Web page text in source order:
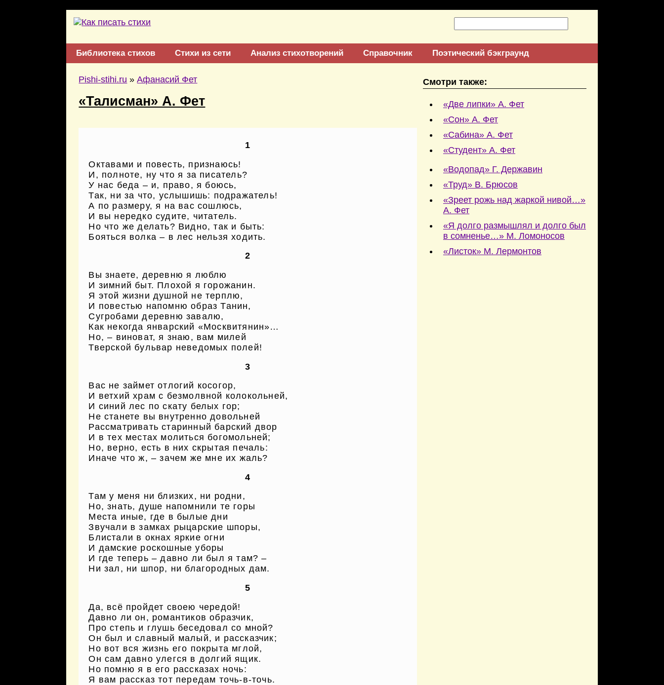
Библиотека стихов Стихи из сети Анализ стихотворений Справочник Поэтический бэкграунд
Pishi-stihi.ru »Афанасий Фет
«Талисман» А. Фет
1
Октавами и повесть, признаюсь!
И, полноте, ну что я за писатель?
У нас беда – и, право, я боюсь,
Так, ни за что, услышишь: подражатель!
А по размеру, я на вас сошлюсь,
И вы нередко судите, читатель.
Но что же делать? Видно, так и быть:
Бояться волка – в лес нельзя ходить.
2
Вы знаете, деревню я люблю
И зимний быт. Плохой я горожанин.
Я этой жизни душной не терплю,
И повестью напомню образ Танин,
Сугробами деревню завалю,
Как некогда январский «Москвитянин»…
Но, – виноват, я знаю, вам милей
Тверской бульвар неведомых полей!
3
Вас не займет отлогий косогор,
И ветхий храм с безмолвной колокольней,
И синий лес по скату белых гор;
Не станете вы внутренно довольней
Рассматривать старинный барский двор
И в тех местах молиться богомольней;
Но, верно, есть в них скрытая печаль:
Иначе что ж, – зачем же мне их жаль?
4
Там у меня ни близких, ни родни,
Но, знать, душе напомнили те горы
Места иные, где в былые дни
Звучали в замках рыцарские шпоры,
Блистали в окнах яркие огни
И дамские роскошные уборы
И где теперь – давно ли был я там? –
Ни зал, ни шпор, ни благородных дам.
5
Да, всё пройдет своею чередой!
Давно ли он, романтиков образчик,
Про степь и глушь беседовал со мной?
Он был и славный малый, и рассказчик;
Но вот вся жизнь его покрыта мглой,
Он сам давно улегся в долгий ящик.
Но помню я в его рассказах ночь:
Я вам рассказ тот передам точь-в-точь.
Смотри также:
«Две липки» А. Фет
«Сон» А. Фет
«Сабина» А. Фет
«Студент» А. Фет
«Водопад» Г. Державин
«Труд» В. Брюсов
«Зреет рожь над жаркой нивой…»
А. Фет
«Я долго размышлял и долго был
в сомненье…» М. Ломоносов
«Листок» М. Лермонтов